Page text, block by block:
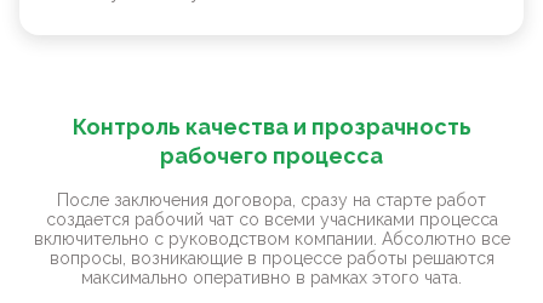
Контроль качества и прозрачность
рабочего процесса
После заключения договора, сразу на старте работ
создается рабочий чат со всеми учасниками процесса
включительно с руководством компании. Абсолютно все
вопросы, возникающие в процессе работы решаются
максимально оперативно в рамках этого чата.